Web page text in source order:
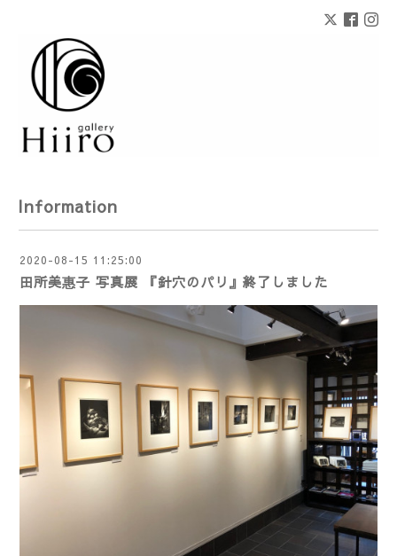
Information
2020-08-15 11:25:00
田所美惠子 写真展 『針穴のパリ』終了しました